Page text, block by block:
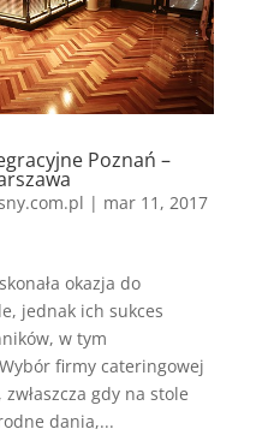
Poznań –
| mar 11, 2017
okazja do
jednak ich sukces
w tym
firmy cateringowej
gdy na stole
dania,...